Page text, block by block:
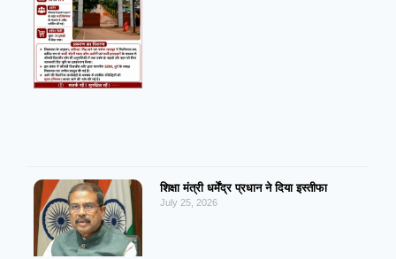
शिक्षा मंत्री धर्मेंद्र प्रधान ने दिया इस्तीफा
July 25, 2026